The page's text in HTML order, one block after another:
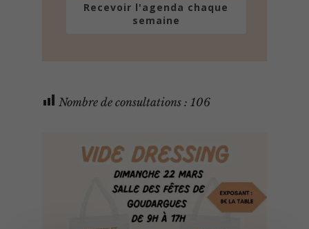
Recevoir l'agenda chaque
semaine
Nombre de consultations : 106